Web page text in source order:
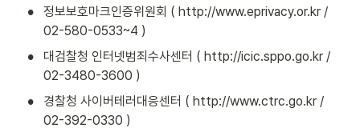
•
정보보호마크인증위원회 ( http://www.eprivacy.or.kr /
02-580-0533~4 )
•
대검찰청 인터넷범죄수사센터 ( http://icic.sppo.go.kr /
02-3480-3600 )
•
경찰청 사이버테러대응센터 ( http://www.ctrc.go.kr /
02-392-0330 )